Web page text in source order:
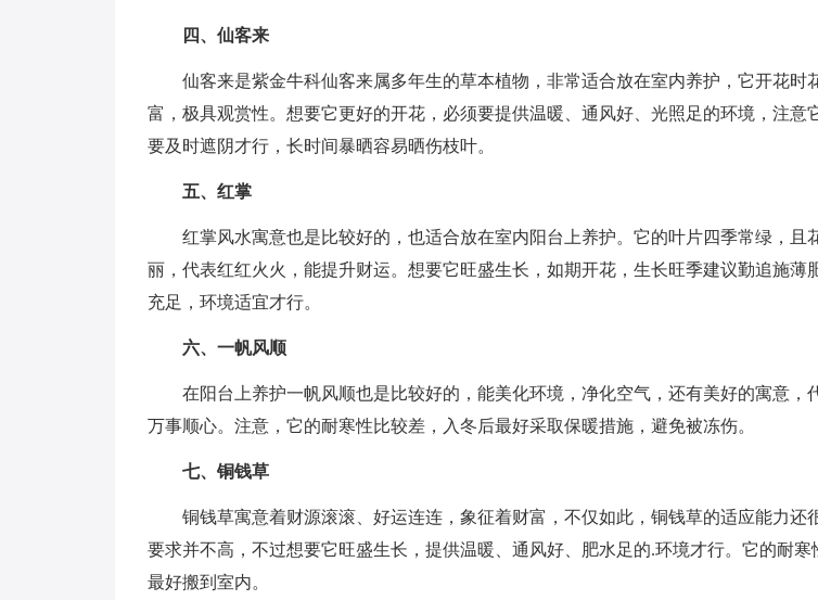
四、仙客来
仙客来是紫金牛科仙客来属多年生的草本植物，非常适合放在室内养护，它开花时
富，极具观赏性。想要它更好的开花，必须要提供温暖、通风好、光照足的环境，注意
要及时遮阴才行，长时间暴晒容易晒伤枝叶。
五、红掌
红掌风水寓意也是比较好的，也适合放在室内阳台上养护。它的叶片四季常绿，且
丽，代表红红火火，能提升财运。想要它旺盛生长，如期开花，生长旺季建议勤追施薄
充足，环境适宜才行。
六、一帆风顺
在阳台上养护一帆风顺也是比较好的，能美化环境，净化空气，还有美好的寓意，
万事顺心。注意，它的耐寒性比较差，入冬后最好采取保暖措施，避免被冻伤。
七、铜钱草
铜钱草寓意着财源滚滚、好运连连，象征着财富，不仅如此，铜钱草的适应能力还
要求并不高，不过想要它旺盛生长，提供温暖、通风好、肥水足的.环境才行。它的耐寒
最好搬到室内。